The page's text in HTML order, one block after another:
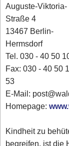
Auguste-Viktoria-
Straße 4
13467 Berlin-
Hermsdorf
Tel. 030 - 40 50
Fax: 030 - 40 50
53
E-Mail:
Homepage:
Kindheit zu